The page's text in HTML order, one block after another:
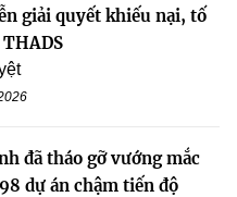
giải quyết khiếu nại, tố
đã tháo gỡ vướng mắc
dự án chậm tiến độ